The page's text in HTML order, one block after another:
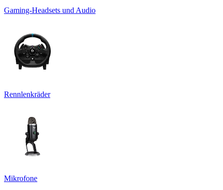
Gaming-Headsets und Audio
Rennlenkräder
Mikrofone